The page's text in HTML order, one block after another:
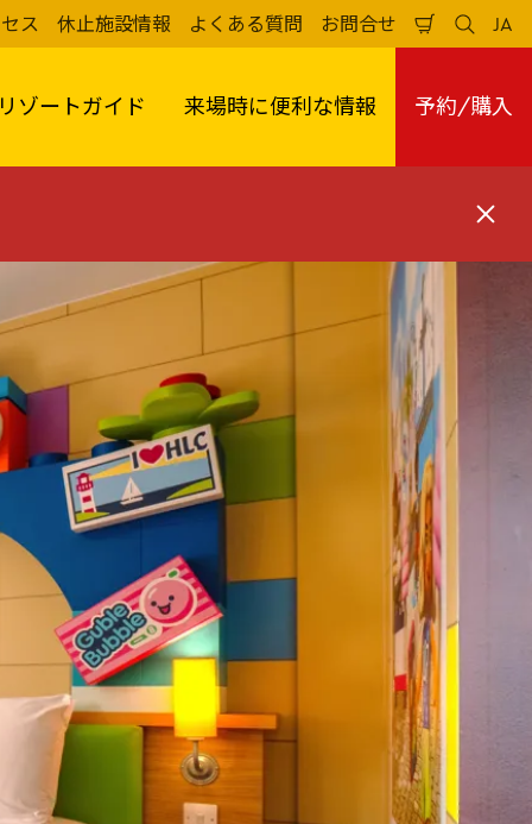
ス 休止施設情報 よくある質問 お問合せ
い
か
ご
検
索
る
JA
日
本
ゾートガイド 来場時に便利な情報 予約/購入
閉
る